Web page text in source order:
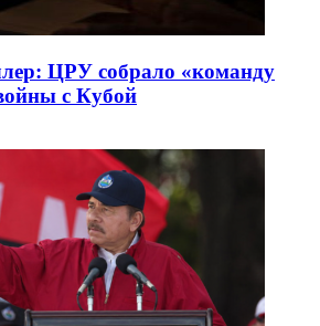
ЦРУ собрало «команду
с Кубой